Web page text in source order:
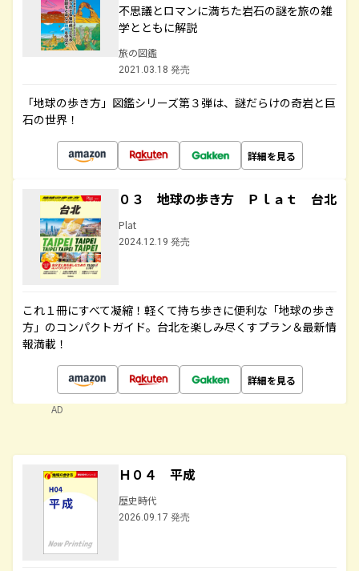
不思議とロマンに満ちた岩石の謎を旅の雑
学とともに解説
旅の図鑑
2021.03.18 発売
「地球の歩き方」図鑑シリーズ第３弾は、謎だらけの奇岩と巨
石の世界！
詳細を見る
０３ 地球の歩き方 Ｐｌａｔ 台北
Plat
2024.12.19 発売
これ１冊にすべて凝縮！軽くて持ち歩きに便利な「地球の歩き
方」のコンパクトガイド。台北を楽しみ尽くすプラン＆最新情
報満載！
詳細を見る
AD
Ｈ０４ 平成
歴史時代
2026.09.17 発売